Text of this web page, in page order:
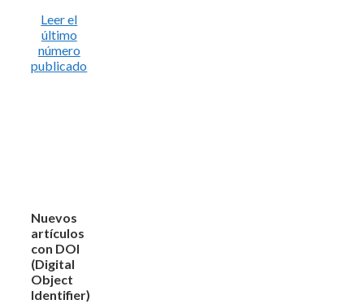
Leer el
último
número
publicado
Nuevos
artículos
con DOI
(Digital
Object
Identifier)